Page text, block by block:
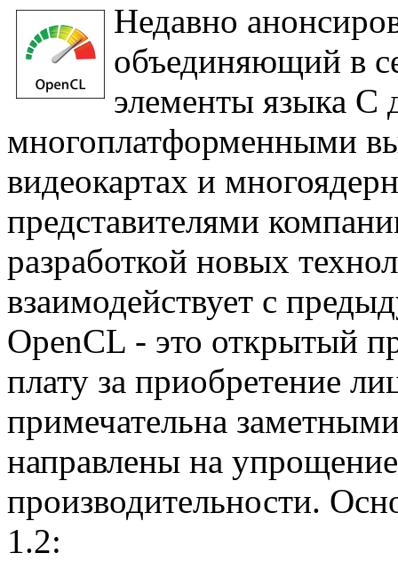
Недавно
объединяющий в
элементы языка C
многоплатформенными
видеокартах и
представителями
разработкой новых
взаимодействует с
OpenCL - это открытый
плату за приобретение
примечательна
направлены на
производительности.
1.2: